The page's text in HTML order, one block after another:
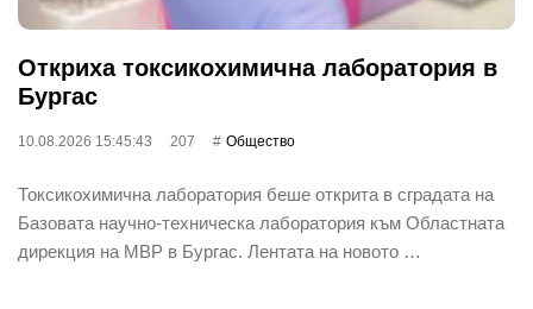
Откриха токсикохимична лаборатория в
Бургас
10.08.2026 15:45:43 207 Общество
Токсикохимична лаборатория беше открита в сградата на
Базовата научно-техническа лаборатория към Областната
дирекция на МВР в Бургас. Лентата на новото …